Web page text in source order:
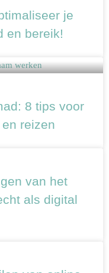
je
en bereik!
8 tips voor
reizen
van het
als digital